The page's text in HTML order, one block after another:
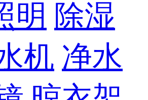
明 除湿
机 净水